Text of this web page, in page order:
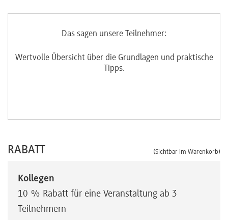
Das sagen unsere Teilnehmer:
Wertvolle Übersicht über die Grundlagen und praktische
Tipps.
RABATT (Sichtbar im Warenkorb)
Kollegen
10 % Rabatt für eine Veranstaltung ab 3
Teilnehmern